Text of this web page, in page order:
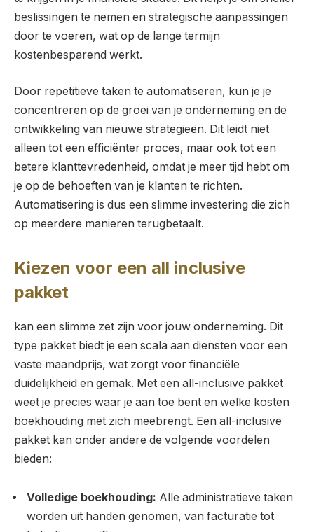
beslissingen te nemen en strategische aanpassingen
door te voeren, wat op de lange termijn
kostenbesparend werkt.
Door repetitieve taken te automatiseren, kun je je
concentreren op de groei van je onderneming en de
ontwikkeling van nieuwe strategieën. Dit leidt niet
alleen tot een efficiënter proces, maar ook tot een
betere klanttevredenheid, omdat je meer tijd hebt om
je op de behoeften van je klanten te richten.
Automatisering is dus een slimme investering die zich
op meerdere manieren terugbetaalt.
Kiezen voor een all inclusive
pakket
kan een slimme zet zijn voor jouw onderneming. Dit
type pakket biedt je een scala aan diensten voor een
vaste maandprijs, wat zorgt voor financiële
duidelijkheid en gemak. Met een all-inclusive pakket
weet je precies waar je aan toe bent en welke kosten
boekhouding met zich meebrengt. Een all-inclusive
pakket kan onder andere de volgende voordelen
bieden:
Volledige boekhouding: Alle administratieve taken
worden uit handen genomen, van facturatie tot